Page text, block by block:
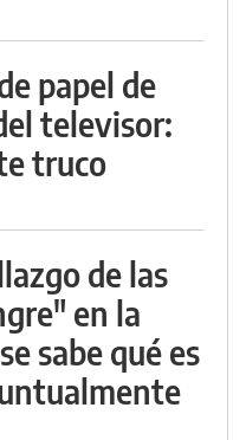
papel de
televisor:
truco
de las
en la
sabe qué es